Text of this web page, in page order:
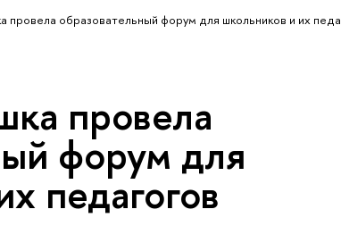
провела образовательный форум для школьников и их
провела
форум для
педагогов